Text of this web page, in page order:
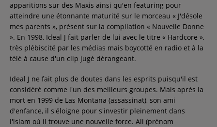
apparitions sur des Maxis ainsi qu'en featuring pour
atteindre une étonnante maturité sur le morceau « J'désole
mes parents », présent sur la compilation « Nouvelle Donne
». En 1998, Ideal J fait parler de lui avec le titre « Hardcore »,
très plébiscité par les médias mais boycotté en radio et à la
télé à cause d'un clip jugé dérangeant.
Ideal J ne fait plus de doutes dans les esprits puisqu'il est
considéré comme l'un des meilleurs groupes. Mais après la
mort en 1999 de Las Montana (assassinat), son ami
d'enfance, il s'éloigne pour s'investir pleinement dans
l'islam où il trouve une nouvelle force. Ali (prénom